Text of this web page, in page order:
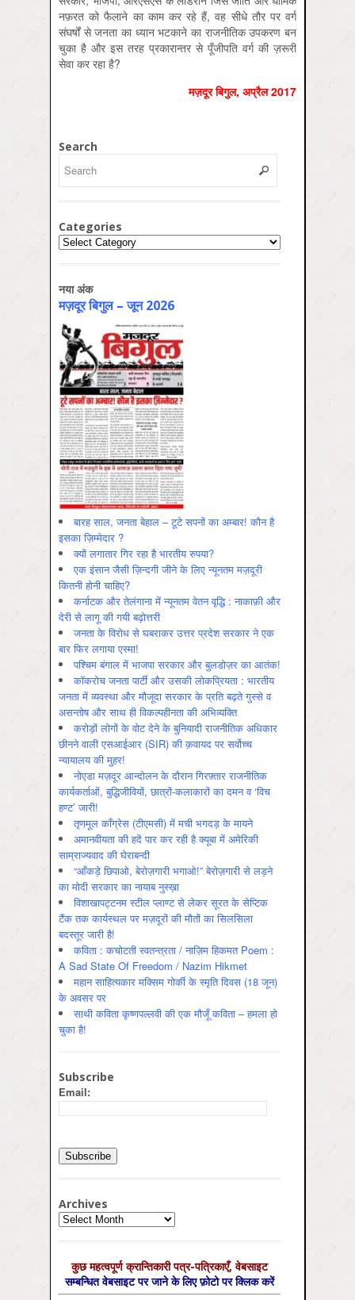
नफ़रत को फैलाने का काम कर रहे हैं, वह सीधे तौर पर वर्ग
संघर्षों से जनता का ध्यान भटकाने का राजनीतिक उपकरण बन
चुका है और इस तरह प्रकारान्तर से पूँजीपति वर्ग की ज़रूरी
सेवा कर रहा है?
मज़दूर बिगुल, अप्रैल 2017
Search
Categories
Categories
नया अंक
मज़दूर बिगुल – जून 2026
बारह साल, जनता बेहाल – टूटे सपनों का अम्बार! कौन है
इसका ज़िम्मेदार ?
क्यों लगातार गिर रहा है भारतीय रुपया?
एक इंसान जैसी ज़िन्दगी जीने के लिए न्यूनतम मज़दूरी
कितनी होनी चाहिए?
कर्नाटक और तेलंगाना में न्यूनतम वेतन वृद्धि : नाकाफ़ी और
देरी से लागू की गयी बढ़ोत्तरी
जनता के विरोध से घबराकर उत्तर प्रदेश सरकार ने एक
बार फिर लगाया एस्मा!
पश्चिम बंगाल में भाजपा सरकार और बुलडोज़र का आतंक!
कॉकरोच जनता पार्टी और उसकी लोकप्रियता : भारतीय
जनता में व्‍यवस्‍था और मौजूदा सरकार के प्रति बढ़ते गुस्‍से व
असन्‍तोष और साथ ही विकल्‍पहीनता की अभिव्‍यक्ति
करोड़ों लोगों के वोट देने के बुनियादी राजनीतिक अधिकार
छीनने वाली एसआईआर (SIR) की क़वायद पर सर्वोच्च
न्यायालय की मुहर!
नोएडा मज़दूर आन्दोलन के दौरान गिरफ़्तार राजनीतिक
कार्यकर्ताओं, बुद्धिजीवियों, छात्रों-कलाकारों का दमन व ‘विच
हण्ट’ जारी!
तृणमूल काँग्रेस (टीएमसी) में मची भगदड़ के मायने
अमानवीयता की हदें पार कर रही है क्यूबा में अमेरिकी
साम्राज्यवाद की घेराबन्दी
“आँकड़े छिपाओ, बेरोज़गारी भगाओ!” बेरोज़गारी से लड़ने
का मोदी सरकार का नायाब नुस्ख़ा
विशाखापट्टनम स्टील प्लाण्ट से लेकर सूरत के सेप्टिक
टैंक तक कार्यस्थल पर मज़दूरों की मौतों का सिलसिला
बदस्तूर जारी है!
कविता : कचोटती स्वतन्त्रता / नाज़िम हिकमत Poem :
A Sad State Of Freedom / Nazim Hikmet
महान साहित्यकार मक्सिम गोर्की के स्मृति दिवस (18 जून)
के अवसर पर
साथी कविता कृष्णपल्लवी की एक मौजूँ कविता – हमला हो
चुका है!
Subscribe
Email:
Archives
Archives
कुछ महत्‍वपूर्ण क्रान्तिकारी पत्र-पत्रिकाएँ, वेबसाइट
सम्‍बन्धित वेबसाइट पर जाने के लिए फ़ोटो पर क्लिक करें